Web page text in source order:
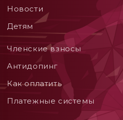
Новости
Детям
Членские взносы
Aнтидопинг
Как оплатить
Платежные системы